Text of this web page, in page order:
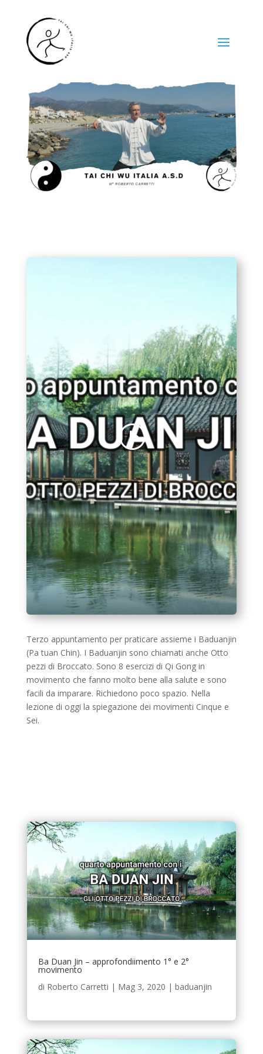
Terzo appuntamento per praticare assieme i Baduanjin
(Pa tuan Chin). I Baduanjin sono chiamati anche Otto
pezzi di Broccato. Sono 8 esercizi di Qi Gong in
movimento che fanno molto bene alla salute e sono
facili da imparare. Richiedono poco spazio. Nella
lezione di oggi la spiegazione dei movimenti Cinque e
Sei.
Ba Duan Jin – approfondiimento 1° e 2°
movimento
di Roberto Carretti | Mag 3, 2020 | baduanjin